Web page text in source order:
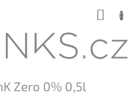
Zero 0% 0,5l